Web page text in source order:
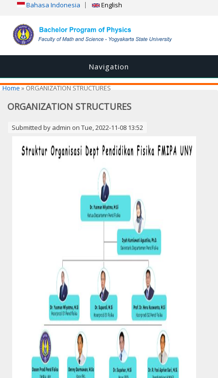
Bahasa Indonesia English
Navigation
You are here
Home » ORGANIZATION STRUCTURES
ORGANIZATION STRUCTURES
Submitted by admin on Tue, 2022-11-08 13:52